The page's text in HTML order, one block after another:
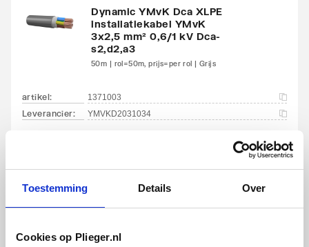
Toestemming Details Over
Cookies op Plieger.nl
Aansluitspanning 400
600
Diepte 620
Geluidsvermogen (Lwa)
volgens EN12102 bij
0/35°C
36
Max.
Dynamic YMvK Dca XLPE
installatiekabel YMvK
3x2,5 mm² 0,6/1 kV Dca-
s2,d2,a3
50m | rol=50m, prijs=per rol | Grijs
artikel: 1371003
Leverancier: YMVKD2031034
4-polig 16A/500V | IP54 M20 | Grijs